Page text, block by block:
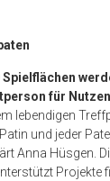
Spielflächen
für
lebendigen
und jeder
Anna Hüsgen.
Projekte